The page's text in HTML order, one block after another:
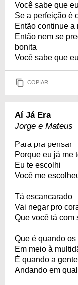
Você sabe que
Se a perfeição é
Então continue a
Então nem se
bonita
Você sabe que
COPIAR
Aí Já Era
Jorge e Mateus
Para pra pensar
Porque eu já me
Eu te escolhi
Você me
Tá escancarado
Vai negar pro
Que você tá com
Que é quando
Em meio à
É quando a
Andando em